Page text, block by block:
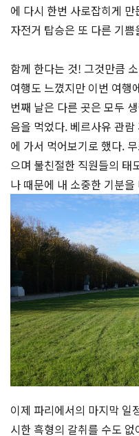
에 다시 한번 사로잡히게
자전거 탑승은 또 다른 기
함께 한다는 것! 그것만큼
여행도 느꼈지만 이번 여행
번째 날은 다른 곳은 모두
음을 먹었다. 베르사유 관
에 가서 먹어보기로 했다.
으며 불친절한 직원들의 태
나 때문에 내 소중한 기분
이제 파리에서의 마지막 일
시한 흑형의 갈취를 수도